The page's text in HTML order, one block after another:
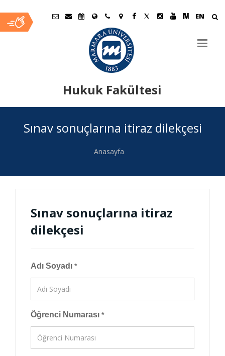
EN
Hukuk Fakültesi
İçerikSınav sonuçlarına itiraz dilekçesi
Anasayfa
Sınav sonuçlarına itiraz
dilekçesi
Adı Soyadı *
Öğrenci Numarası *